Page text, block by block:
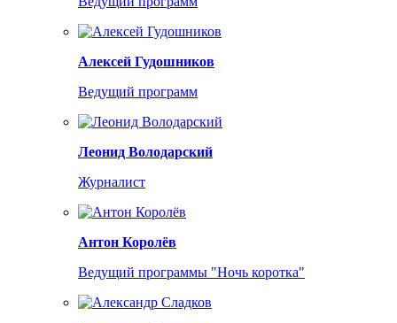
Алексей Гудошников
Ведущий программ
Леонид Володарский
Журналист
Антон Королёв
Ведущий программы "Ночь коротка"